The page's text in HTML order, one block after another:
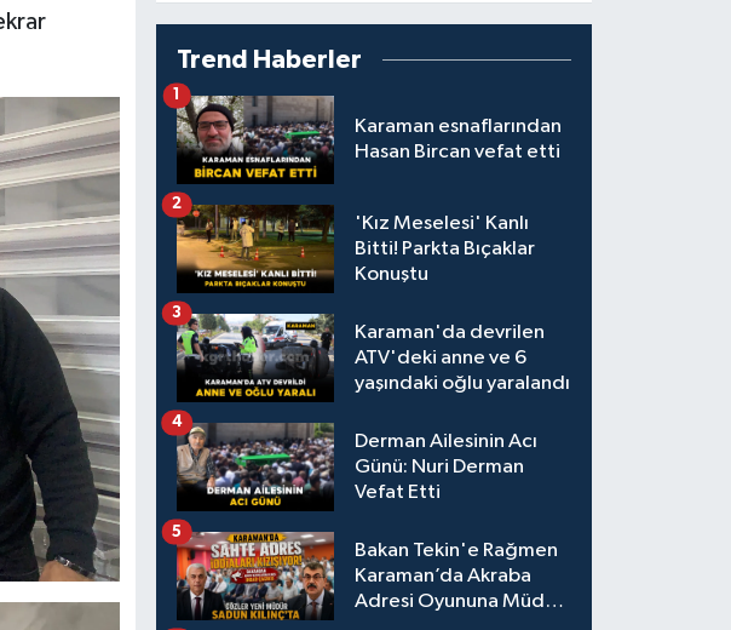
Trend Haberler
Karaman esnaflarından
Hasan Bircan vefat etti
1
'Kız Meselesi' Kanlı
Bitti! Parkta Bıçaklar
Konuştu
2
Karaman'da devrilen
ATV'deki anne ve 6
yaşındaki oğlu yaralandı
3
Derman Ailesinin Acı
Günü: Nuri Derman
Vefat Etti
4
Bakan Tekin'e Rağmen
Karaman’da Akraba
Adresi Oyununa Müdür
5